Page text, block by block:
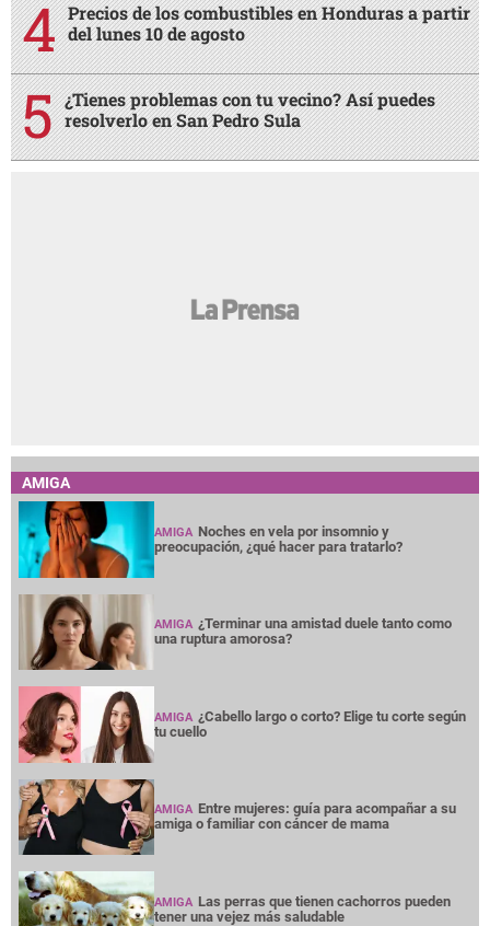
Precios de los combustibles en Honduras a partir
del lunes 10 de agosto
¿Tienes problemas con tu vecino? Así puedes
resolverlo en San Pedro Sula
AMIGA
AMIGA Noches en vela por insomnio y
preocupación, ¿qué hacer para tratarlo?
AMIGA ¿Terminar una amistad duele tanto como
una ruptura amorosa?
AMIGA ¿Cabello largo o corto? Elige tu corte según
tu cuello
AMIGA Entre mujeres: guía para acompañar a su
amiga o familiar con cáncer de mama
AMIGA Las perras que tienen cachorros pueden
tener una vejez más saludable